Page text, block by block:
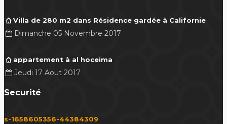
Villa de 280 m2 dans Résidence gardée à Californie
Dimanche 05 Novembre 2017
appartement à al hoceima
Jeudi 17 Aout 2017
Securité
s-1658605356-44384309